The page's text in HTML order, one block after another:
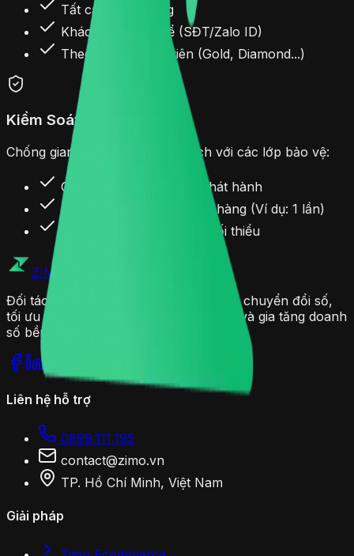
Tất cả khách hàng
Khách hàng cụ thể (SĐT/Zalo ID)
Theo hạng thành viên (Gold, Diamond...)
Kiểm Soát Ngân Sách
Chống gian lận và vượt ngân sách với các lớp bảo vệ:
Giới hạn tổng số lượng phát hành
Giới hạn lượt dùng/khách hàng (Ví dụ: 1 lần)
Yêu cầu giá trị đơn hàng tối thiểu
ZIMO
Đối tác tin cậy giúp doanh nghiệp SME chuyển đổi số,
tối ưu quy trình chăm sóc khách hàng và gia tăng doanh
số bền vững trên nền tảng Zalo.
Liên hệ hỗ trợ
0899.111.195
contact@zimo.vn
TP. Hồ Chí Minh, Việt Nam
Giải pháp